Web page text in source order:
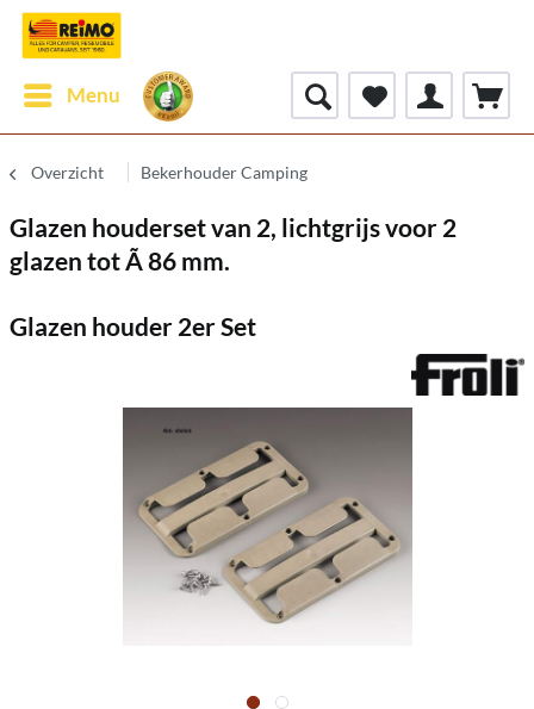
Menu
Overzicht Bekerhouder Camping
Glazen houderset van 2, lichtgrijs voor 2
glazen tot Ã 86 mm.
Glazen houder 2er Set